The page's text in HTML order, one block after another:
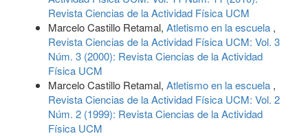
Revista Ciencias de la Actividad Física UCM
Marcelo Castillo Retamal, Atletismo en la escuela ,
Revista Ciencias de la Actividad Física UCM: Vol. 3
Núm. 3 (2000): Revista Ciencias de la Actividad
Física UCM
Marcelo Castillo Retamal, Atletismo en la escuela ,
Revista Ciencias de la Actividad Física UCM: Vol. 2
Núm. 2 (1999): Revista Ciencias de la Actividad
Física UCM